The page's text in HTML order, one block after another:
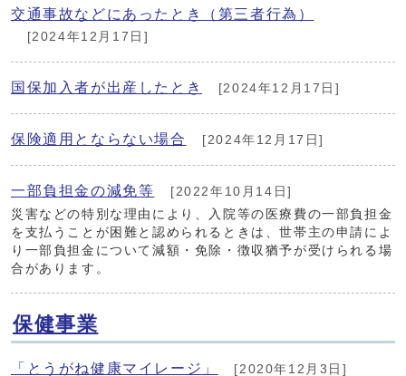
交通事故などにあったとき（第三者行為）
[2024年12月17日]
国保加入者が出産したとき [2024年12月17日]
保険適用とならない場合 [2024年12月17日]
一部負担金の減免等
[2022年10月14日]
災害などの特別な理由により、入院等の医療費の一部負担金
を支払うことが困難と認められるときは、世帯主の申請によ
り一部負担金について減額・免除・徴収猶予が受けられる場
合があります。
保健事業
「とうがね健康マイレージ」 [2020年12月3日]